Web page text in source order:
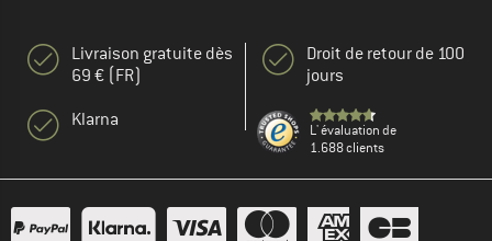
Livraison gratuite dès
69 € (FR)
Klarna
Droit de retour de 100
jours
L' évaluation de
1.688 clients